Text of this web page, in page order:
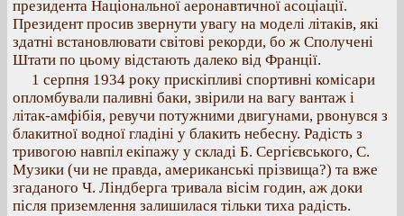
президента Національної аеронавтичної асоціації.
Президент просив звернути увагу на моделі літаків, які
здатні встановлювати світові рекорди, бо ж Сполучені
Штати по цьому відстають далеко від Франції.
1 серпня 1934 року прискіпливі спортивні комісари
опломбували паливні баки, звірили на вагу вантаж і
літак-амфібія, ревучи потужними двигунами, рвонувся з
блакитної водної гладіні у блакить небесну. Радість з
тривогою навпіл екіпажу у складі Б. Сергієвського, С.
Музики (чи не правда, американські прізвища?) та вже
згаданого Ч. Ліндберга тривала вісім годин, аж доки
після приземлення залишилася тільки тиха радість.